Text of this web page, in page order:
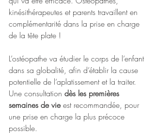
kinésithérapeutes et parents travaillent en
complémentarité dans la prise en charge
de la tête plate !
L’ostéopathe va étudier le corps de l’enfant
dans sa globalité, afin d’établir la cause
potentielle de l’aplatissement et la traiter.
Une consultation dès les premières
semaines de vie est recommandée, pour
une prise en charge la plus précoce
possible.